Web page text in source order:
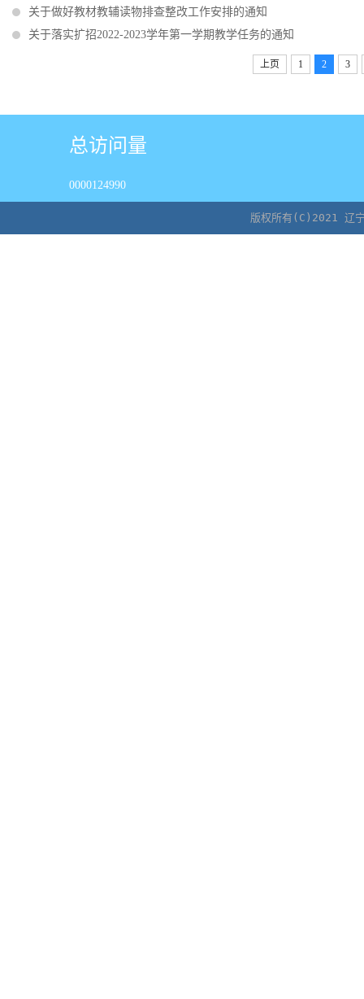
关于做好教材教辅读物排查整改工作安排的通知
关于落实扩招2022-2023学年第一学期教学任务的通知
上页 1 2 3
总访问量
0000124990
版权所有(C)2021 辽